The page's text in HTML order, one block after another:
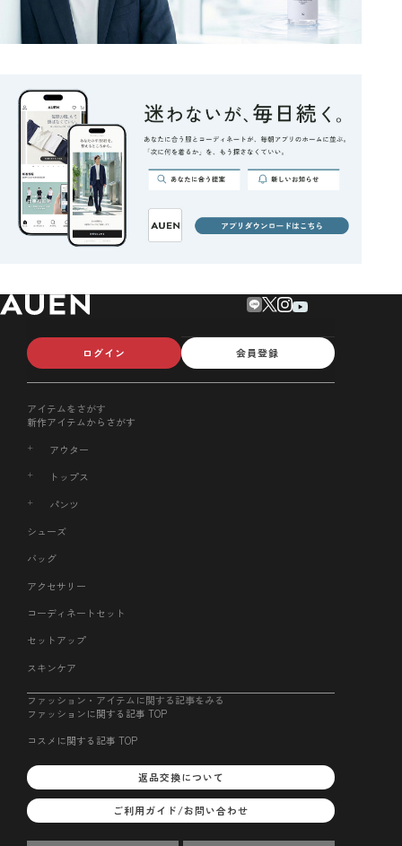
ログイン 会員登録
アイテムをさがす
新作アイテムからさがす
アウター
トップス
パンツ
シューズ
バッグ
アクセサリー
コーディネートセット
セットアップ
スキンケア
ファッション・アイテムに関する記事をみる
ファッションに関する記事 TOP
コスメに関する記事 TOP
返品交換について
ご利用ガイド/お問い合わせ